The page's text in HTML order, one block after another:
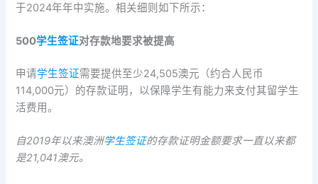
于2024年年中实施。相关细则如下所示：
500学生签证对存款地要求被提高
申请学生签证需要提供至少24,505澳元（约合人民币
114,000元）的存款证明，以保障学生有能力来支付其留学生
活费用。
自2019年以来澳洲学生签证的存款证明金额要求一直以来都
是21,041澳元。